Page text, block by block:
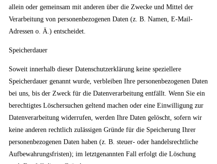
allein oder gemeinsam mit anderen über die Zwecke und Mittel der
Verarbeitung von personenbezogenen Daten (z. B. Namen, E-Mail-
Adressen o. Ä.) entscheidet.
Speicherdauer
Soweit innerhalb dieser Datenschutzerklärung keine speziellere
Speicherdauer genannt wurde, verbleiben Ihre personenbezogenen Daten
bei uns, bis der Zweck für die Datenverarbeitung entfällt. Wenn Sie ein
berechtigtes Löschersuchen geltend machen oder eine Einwilligung zur
Datenverarbeitung widerrufen, werden Ihre Daten gelöscht, sofern wir
keine anderen rechtlich zulässigen Gründe für die Speicherung Ihrer
personenbezogenen Daten haben (z. B. steuer- oder handelsrechtliche
Aufbewahrungsfristen); im letztgenannten Fall erfolgt die Löschung